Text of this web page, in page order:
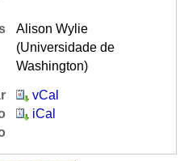
Alison Wylie
(Universidade de
Washington)
vCal
iCal